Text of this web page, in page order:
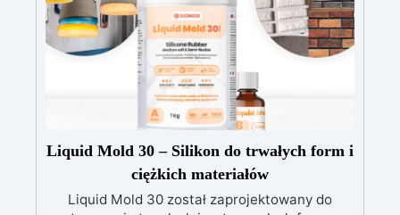
Liquid Mold 30 – Silikon do trwałych form i
ciężkich materiałów
Liquid Mold 30 został zaprojektowany do